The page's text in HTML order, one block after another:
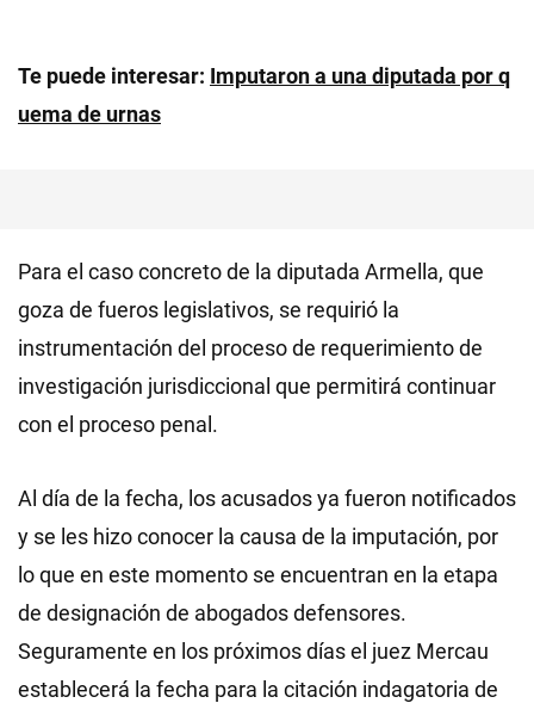
Te puede interesar: Imputaron a una diputada por q
uema de urnas
Para el caso concreto de la diputada Armella, que
goza de fueros legislativos, se requirió la
instrumentación del proceso de requerimiento de
investigación jurisdiccional que permitirá continuar
con el proceso penal.
Al día de la fecha, los acusados ya fueron notificados
y se les hizo conocer la causa de la imputación, por
lo que en este momento se encuentran en la etapa
de designación de abogados defensores.
Seguramente en los próximos días el juez Mercau
establecerá la fecha para la citación indagatoria de